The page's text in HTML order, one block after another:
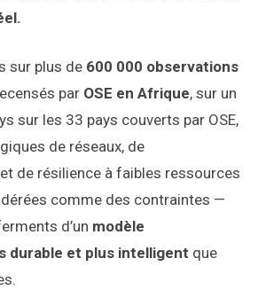
sur plus de 600 000 observations
par OSE en Afrique, sur un
sur les 33 pays couverts par OSE,
de réseaux, de
de résilience à faibles ressources
comme des contraintes —
d’un modèle
durable et plus intelligent que